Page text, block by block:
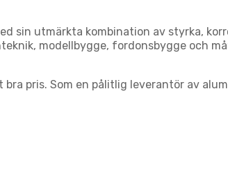
sin utmärkta kombination av styrka,
modellbygge, fordonsbygge och
pris. Som en pålitlig leverantör av